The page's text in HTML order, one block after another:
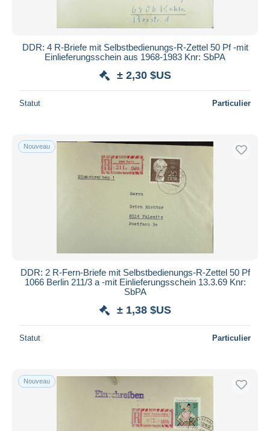
DDR: 4 R-Briefe mit Selbstbedienungs-R-Zettel 50 Pf -mit
Einlieferungsschein aus 1968-1983 Knr: SbPA
± 2,30 $US
Statut Particulier
Nouveau
DDR: 2 R-Fern-Briefe mit Selbstbedienungs-R-Zettel 50 Pf
1066 Berlin 211/3 a -mit Einlieferungsschein 13.3.69 Knr:
SbPA
± 1,38 $US
Statut Particulier
Nouveau